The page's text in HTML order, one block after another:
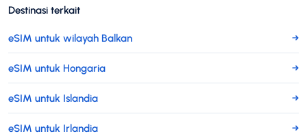
Destinasi terkait
eSIM untuk wilayah Balkan →
eSIM untuk Hongaria →
eSIM untuk Islandia →
eSIM untuk Irlandia →